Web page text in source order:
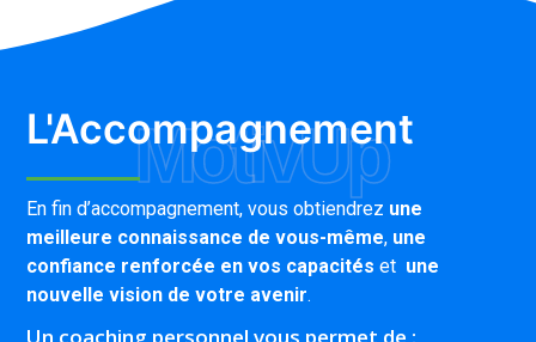
MotivUp
L'Accompagnement
En fin d’accompagnement, vous obtiendrez une
meilleure connaissance de vous-même, une
confiance renforcée en vos capacités et une
nouvelle vision de votre avenir.